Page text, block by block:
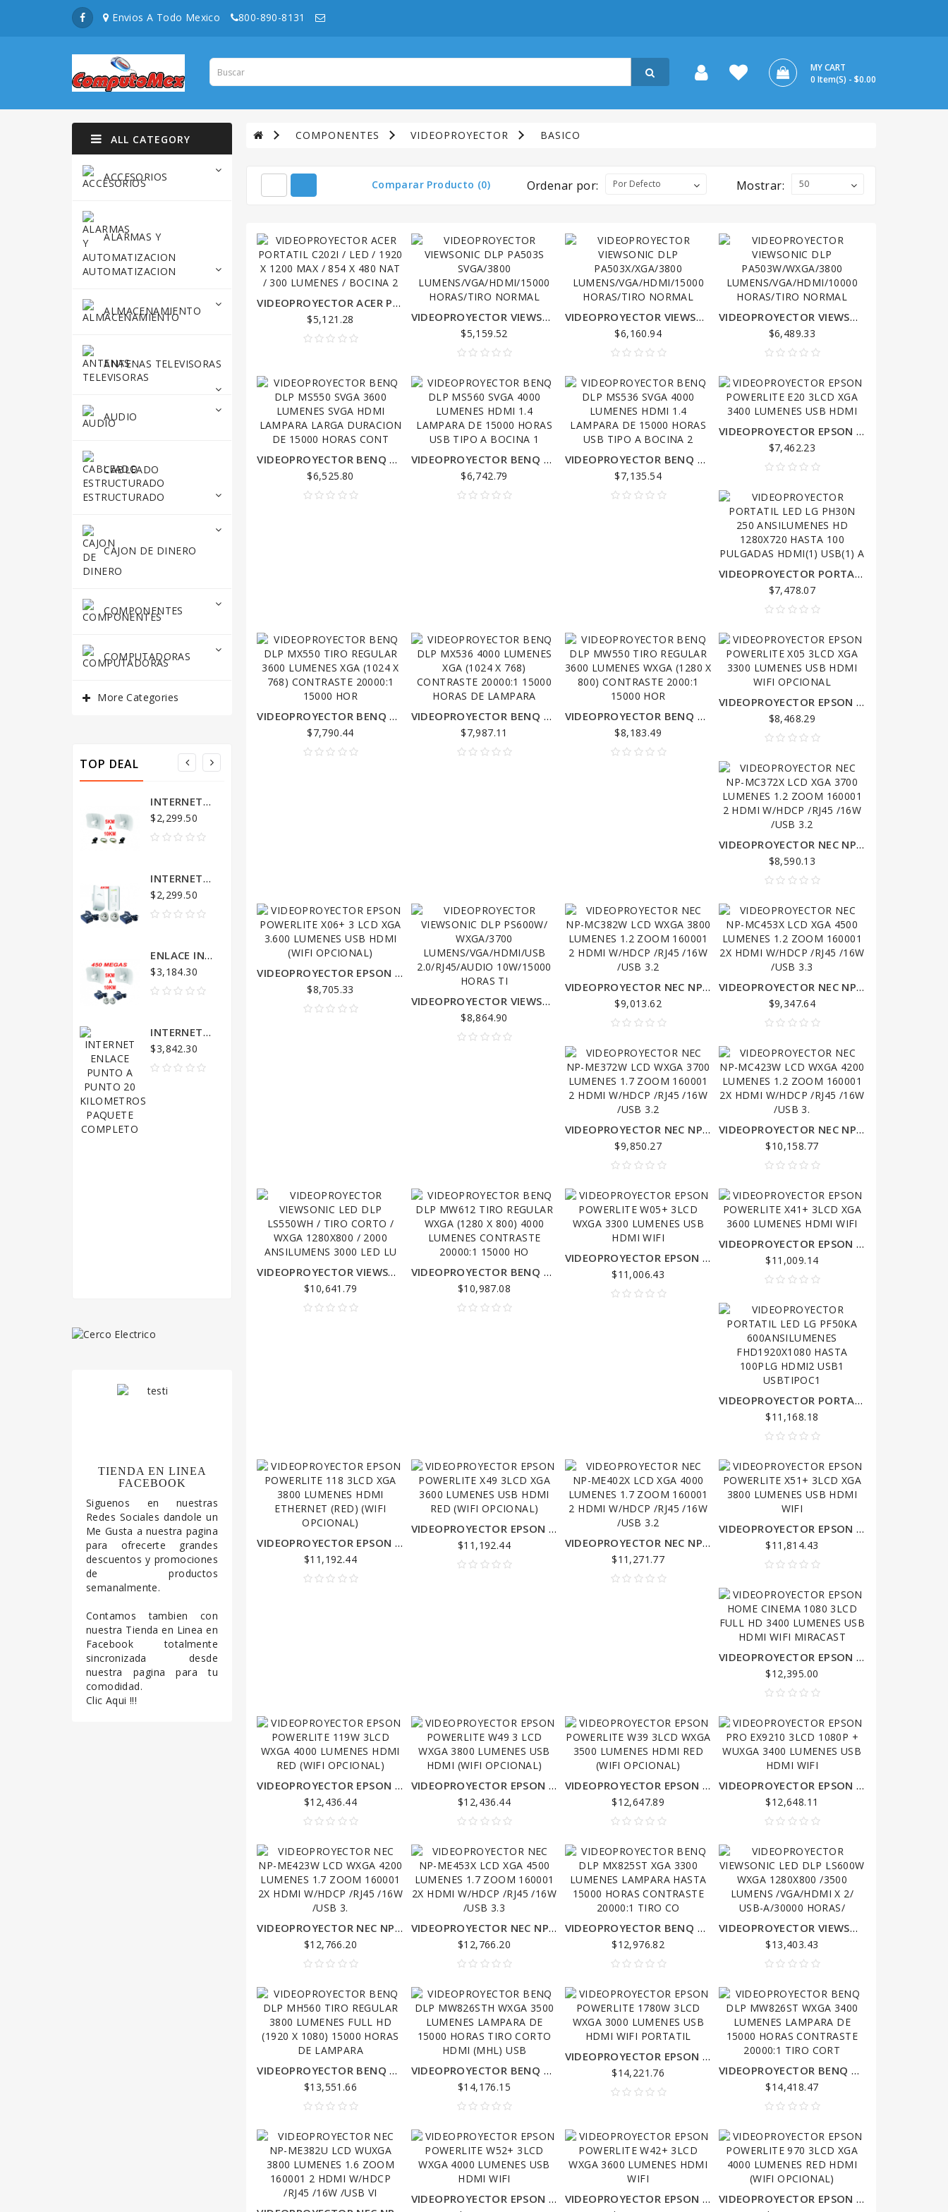
Envios A Todo Mexico 800-890-8131
MY CART
0 Item(s) - $0.00
ALL CATEGORY
ACCESORIOS
ALARMAS Y
AUTOMATIZACION
ALMACENAMIENTO
ANTENAS TELEVISORAS
AUDIO
CABLEADO
ESTRUCTURADO
CAJON DE DINERO
COMPONENTES
COMPUTADORAS
More Categories
TOP DEAL
INTERNET ENLACE PUNTO A PUNTO 5KM A 10KM PAQUETE COMPLETO
$2,299.50
INTERNET ENLACE PUNTO A PUNTO 2 KILOMETROS PAQUETE COMPLETO
$2,299.50
ENLACE INTERNET PUNTO PUNTO 5KM A 10KM Y 450 MEGAS PAQUETE
$3,184.30
INTERNET ENLACE PUNTO A PUNTO 20 KILOMETROS PAQUETE COMPLETO
$3,842.30
RBGROOVEA ANTENA 15DBI PROFESIONAL + POE PAQUETE COMPLETO
$3,986.50
$5,074.30
ANTENAS ENLACE MIMOSA B5-LITE 2 RADIOS BACKHAUL PTP 750 MBPS
$6,124.30
$12,596.50
INTERNET ENLACE PUNTO A PUNTO 80 KILOMETROS PAQUETE COMPLETO 500 MEGAS
$19,596.50
INTERNET ENLACE PUNTO A PUNTO 80 KILOMETROS PAQUETE COMPLETO 1.5 GIGAS
$67,193.00
TIENDA EN LINEA
FACEBOOK
Siguenos en nuestras
Redes Sociales dandole un
Me Gusta a nuestra pagina
para ofrecerte grandes
descuentos y promociones
de productos
semanalmente.
Contamos tambien con
nuestra Tienda en Linea en
Facebook totalmente
sincronizada desde
nuestra pagina para tu
comodidad.
Clic Aqui !!!
Orando BLoom
Fusce et ipsum dignissim,
consectetur augue ut,
consectetur ante. Donec
condimentum, eros non
lacinia pretium, diam enim
sagittis nibh, id
Orando BLoom
Fusce et ipsum dignissim,
consectetur augue ut,
consectetur ante. Donec
condimentum, eros non
lacinia pretium, diam enim
COMPONENTES VIDEOPROYECTOR BASICO
Comparar Producto (0) Ordenar por: Mostrar:
VIDEOPROYECTOR ACER PORTATIL C202I / LED / 1920 X 1200 MAX / 854 X 480 NAT / 300 LUMENES / BOCINA 2
$5,121.28 VIDEOPROYECTOR VIEWSONIC DLP PA503S SVGA/3800 LUMENS/VGA/HDMI/15000 HORAS/TIRO NORMAL
$5,159.52
VIDEOPROYECTOR VIEWSONIC DLP PA503X/XGA/3800 LUMENS/VGA/HDMI/15000 HORAS/TIRO NORMAL
$6,160.94
VIDEOPROYECTOR VIEWSONIC DLP PA503W/WXGA/3800 LUMENS/VGA/HDMI/10000 HORAS/TIRO NORMAL
$6,489.33
VIDEOPROYECTOR BENQ DLP MS550 SVGA 3600 LUMENES SVGA HDMI LAMPARA LARGA DURACION DE 15000 HORAS CONT
$6,525.80
VIDEOPROYECTOR BENQ DLP MS560 SVGA 4000 LUMENES HDMI 1.4 LAMPARA DE 15000 HORAS USB TIPO A BOCINA 1
$6,742.79
VIDEOPROYECTOR BENQ DLP MS536 SVGA 4000 LUMENES HDMI 1.4 LAMPARA DE 15000 HORAS USB TIPO A BOCINA 2
$7,135.54
VIDEOPROYECTOR EPSON POWERLITE E20 3LCD XGA 3400 LUMENES USB HDMI
$7,462.23
VIDEOPROYECTOR PORTATIL LED LG PH30N 250 ANSILUMENES HD 1280X720 HASTA 100 PULGADAS HDMI(1) USB(1) A
$7,478.07
VIDEOPROYECTOR BENQ DLP MX550 TIRO REGULAR 3600 LUMENES XGA (1024 X 768) CONTRASTE 20000:1 15000 HOR
$7,790.44
VIDEOPROYECTOR BENQ DLP MX536 4000 LUMENES XGA (1024 X 768) CONTRASTE 20000:1 15000 HORAS DE LAMPARA
$7,987.11
VIDEOPROYECTOR BENQ DLP MW550 TIRO REGULAR 3600 LUMENES WXGA (1280 X 800) CONTRASTE 2000:1 15000 HOR
$8,183.49
VIDEOPROYECTOR EPSON POWERLITE X05 3LCD XGA 3300 LUMENES USB HDMI WIFI OPCIONAL
$8,468.29
VIDEOPROYECTOR NEC NP-MC372X LCD XGA 3700 LUMENES 1.2 ZOOM 160001 2 HDMI W/HDCP /RJ45 /16W /USB 3.2
$8,590.13
VIDEOPROYECTOR EPSON POWERLITE X06+ 3 LCD XGA 3.600 LUMENES USB HDMI (WIFI OPCIONAL)
$8,705.33
VIDEOPROYECTOR VIEWSONIC DLP PS600W/ WXGA/3700 LUMENS/VGA/HDMI/USB 2.0/RJ45/AUDIO 10W/15000 HORAS TI
$8,864.90
VIDEOPROYECTOR NEC NP-MC382W LCD WXGA 3800 LUMENES 1.2 ZOOM 160001 2 HDMI W/HDCP /RJ45 /16W /USB 3.2
$9,013.62
VIDEOPROYECTOR NEC NP-MC453X LCD XGA 4500 LUMENES 1.2 ZOOM 160001 2X HDMI W/HDCP /RJ45 /16W /USB 3.3
$9,347.64
VIDEOPROYECTOR NEC NP-ME372W LCD WXGA 3700 LUMENES 1.7 ZOOM 160001 2 HDMI W/HDCP /RJ45 /16W /USB 3.2
$9,850.27
VIDEOPROYECTOR NEC NP-MC423W LCD WXGA 4200 LUMENES 1.2 ZOOM 160001 2X HDMI W/HDCP /RJ45 /16W /USB 3.
$10,158.77
VIDEOPROYECTOR VIEWSONIC LED DLP LS550WH / TIRO CORTO / WXGA 1280X800 / 2000 ANSILUMENS 3000 LED LU
$10,641.79
VIDEOPROYECTOR BENQ DLP MW612 TIRO REGULAR WXGA (1280 X 800) 4000 LUMENES CONTRASTE 20000:1 15000 HO
$10,987.08
VIDEOPROYECTOR EPSON POWERLITE W05+ 3LCD WXGA 3300 LUMENES USB HDMI WIFI
$11,006.43
VIDEOPROYECTOR EPSON POWERLITE X41+ 3LCD XGA 3600 LUMENES HDMI WIFI
$11,009.14
VIDEOPROYECTOR PORTATIL LED LG PF50KA 600ANSILUMENES FHD1920X1080 HASTA 100PLG HDMI2 USB1 USBTIPOC1
$11,168.18
VIDEOPROYECTOR EPSON POWERLITE 118 3LCD XGA 3800 LUMENES HDMI ETHERNET (RED) (WIFI OPCIONAL)
$11,192.44
VIDEOPROYECTOR EPSON POWERLITE X49 3LCD XGA 3600 LUMENES USB HDMI RED (WIFI OPCIONAL)
$11,192.44 VIDEOPROYECTOR NEC NP-ME402X LCD XGA 4000 LUMENES 1.7 ZOOM 160001 2 HDMI W/HDCP /RJ45 /16W /USB 3.2
$11,271.77
VIDEOPROYECTOR EPSON POWERLITE X51+ 3LCD XGA 3800 LUMENES USB HDMI WIFI
$11,814.43
VIDEOPROYECTOR EPSON HOME CINEMA 1080 3LCD FULL HD 3400 LUMENES USB HDMI WIFI MIRACAST
$12,395.00
VIDEOPROYECTOR EPSON POWERLITE 119W 3LCD WXGA 4000 LUMENES HDMI RED (WIFI OPCIONAL)
$12,436.44
VIDEOPROYECTOR EPSON POWERLITE W49 3 LCD WXGA 3800 LUMENES USB HDMI (WIFI OPCIONAL)
$12,436.44
VIDEOPROYECTOR EPSON POWERLITE W39 3LCD WXGA 3500 LUMENES HDMI RED (WIFI OPCIONAL)
$12,647.89
VIDEOPROYECTOR EPSON PRO EX9210 3LCD 1080P + WUXGA 3400 LUMENES USB HDMI WIFI
$12,648.11
VIDEOPROYECTOR NEC NP-ME423W LCD WXGA 4200 LUMENES 1.7 ZOOM 160001 2X HDMI W/HDCP /RJ45 /16W /USB 3.
$12,766.20
VIDEOPROYECTOR NEC NP-ME453X LCD XGA 4500 LUMENES 1.7 ZOOM 160001 2X HDMI W/HDCP /RJ45 /16W /USB 3.3
$12,766.20
VIDEOPROYECTOR BENQ DLP MX825ST XGA 3300 LUMENES LAMPARA HASTA 15000 HORAS CONTRASTE 20000:1 TIRO CO
$12,976.82
VIDEOPROYECTOR VIEWSONIC LED DLP LS600W WXGA 1280X800 /3500 LUMENS /VGA/HDMI X 2/ USB-A/30000 HORAS/
$13,403.43
VIDEOPROYECTOR BENQ DLP MH560 TIRO REGULAR 3800 LUMENES FULL HD (1920 X 1080) 15000 HORAS DE LAMPARA
$13,551.66
VIDEOPROYECTOR BENQ DLP MW826STH WXGA 3500 LUMENES LAMPARA DE 15000 HORAS TIRO CORTO HDMI (MHL) USB
$14,176.15
VIDEOPROYECTOR EPSON POWERLITE 1780W 3LCD WXGA 3000 LUMENES USB HDMI WIFI PORTATIL
$14,221.76 VIDEOPROYECTOR BENQ DLP MW826ST WXGA 3400 LUMENES LAMPARA DE 15000 HORAS CONTRASTE 20000:1 TIRO CORT
$14,418.47
VIDEOPROYECTOR EPSON POWERLITE W52+ 3LCD WXGA 4000 LUMENES USB HDMI WIFI VIDEOPROYECTOR EPSON POWERLITE W42+ 3LCD WXGA 3600 LUMENES HDMI WIFI VIDEOPROYECTOR EPSON POWERLITE 970 3LCD XGA 4000 LUMENES RED HDMI (WIFI OPCIONAL)